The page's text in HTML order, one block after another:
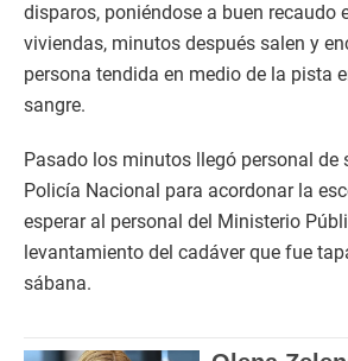
disparos, poniéndose a buen recaudo
viviendas, minutos después salen y
persona tendida en medio de la pista
sangre.
Pasado los minutos llegó personal de
Policía Nacional para acordonar la
esperar al personal del Ministerio
levantamiento del cadáver que fue
sábana.